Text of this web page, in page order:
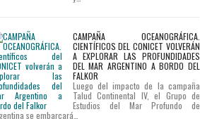
CAMPAÑA OCEANOGRÁFICA.
CIENTÍFICOS DEL CONICET VOLVERÁN
A EXPLORAR LAS PROFUNDIDADES
DEL MAR ARGENTINO A BORDO DEL
FALKOR
Luego del impacto de la campaña
Talud Continental IV, el Grupo de
Estudios del Mar Profundo de
se embarcará…